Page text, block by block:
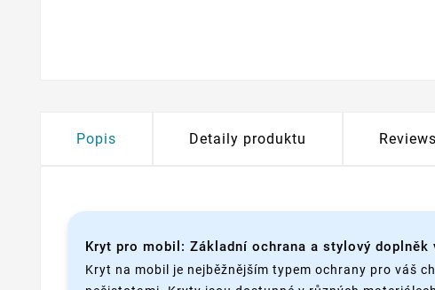
Popis Detaily produktu Reviews
Kryt pro mobil: Základní ochrana a stylový doplněk
Kryt na mobil je nejběžnějším typem ochrany pro váš